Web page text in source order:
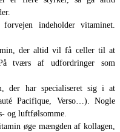
indeholder vitaminet.
der altid vil få celler til at
tværs af udfordringer som
der har specialiseret sig i at
Pacifique, Verso…). Nogle
og luftfølsomme.
øge mængden af kollagen,